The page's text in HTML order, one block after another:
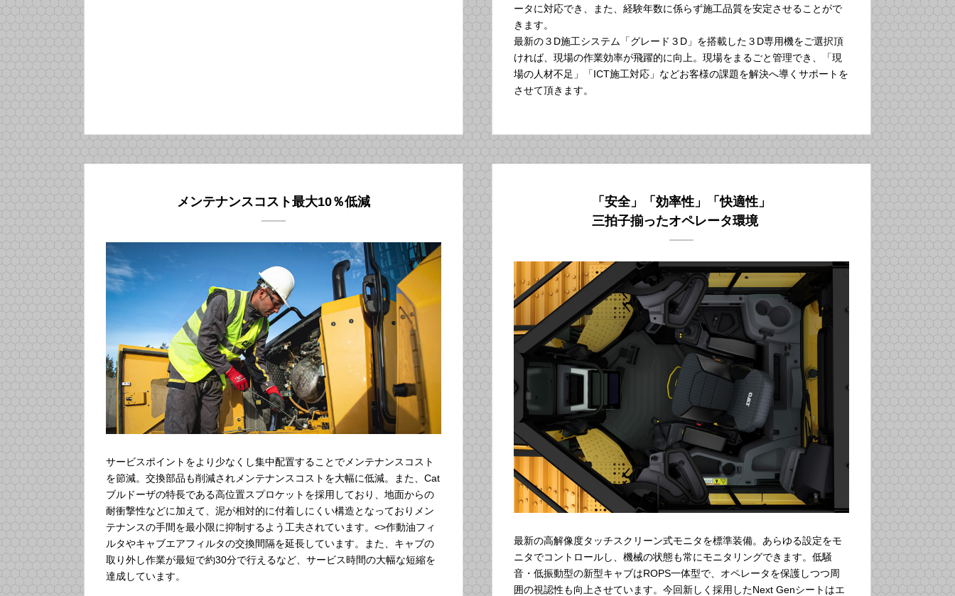
ータに対応でき、また、経験年数に係らず施工品質を安定させることがで
きます。
最新の３D施工システム「グレード３D」を搭載した３D専用機をご選択頂
ければ、現場の作業効率が飛躍的に向上。現場をまるごと管理でき、「現
場の人材不足」「ICT施工対応」などお客様の課題を解決へ導くサポートを
させて頂きます。
メンテナンスコスト最大10％低減
サービスポイントをより少なくし集中配置することでメンテナンスコスト
を節減。交換部品も削減されメンテナンスコストを大幅に低減。また、Cat
ブルドーザの特長である高位置スプロケットを採用しており、地面からの
耐衝撃性などに加えて、泥が相対的に付着しにくい構造となっておりメン
テナンスの手間を最小限に抑制するよう工夫されています。<>作動油フィ
ルタやキャブエアフィルタの交換間隔を延長しています。また、キャブの
取り外し作業が最短で約30分で行えるなど、サービス時間の大幅な短縮を
達成しています。
「安全」「効率性」「快適性」
三拍子揃ったオペレータ環境
最新の高解像度タッチスクリーン式モニタを標準装備。あらゆる設定をモ
ニタでコントロールし、機械の状態も常にモニタリングできます。低騒
音・低振動型の新型キャブはROPS一体型で、オペレータを保護しつつ周
囲の視認性も向上させています。今回新しく採用したNext Genシートはエ